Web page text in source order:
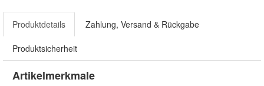
Produktdetails Zahlung, Versand & Rückgabe
Produktsicherheit
Artikelmerkmale